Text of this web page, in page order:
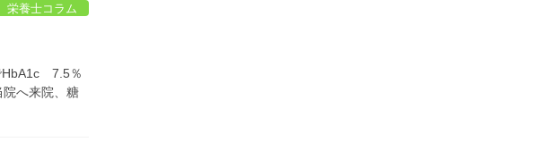
栄養士コラム
7.5％
へ来院、糖